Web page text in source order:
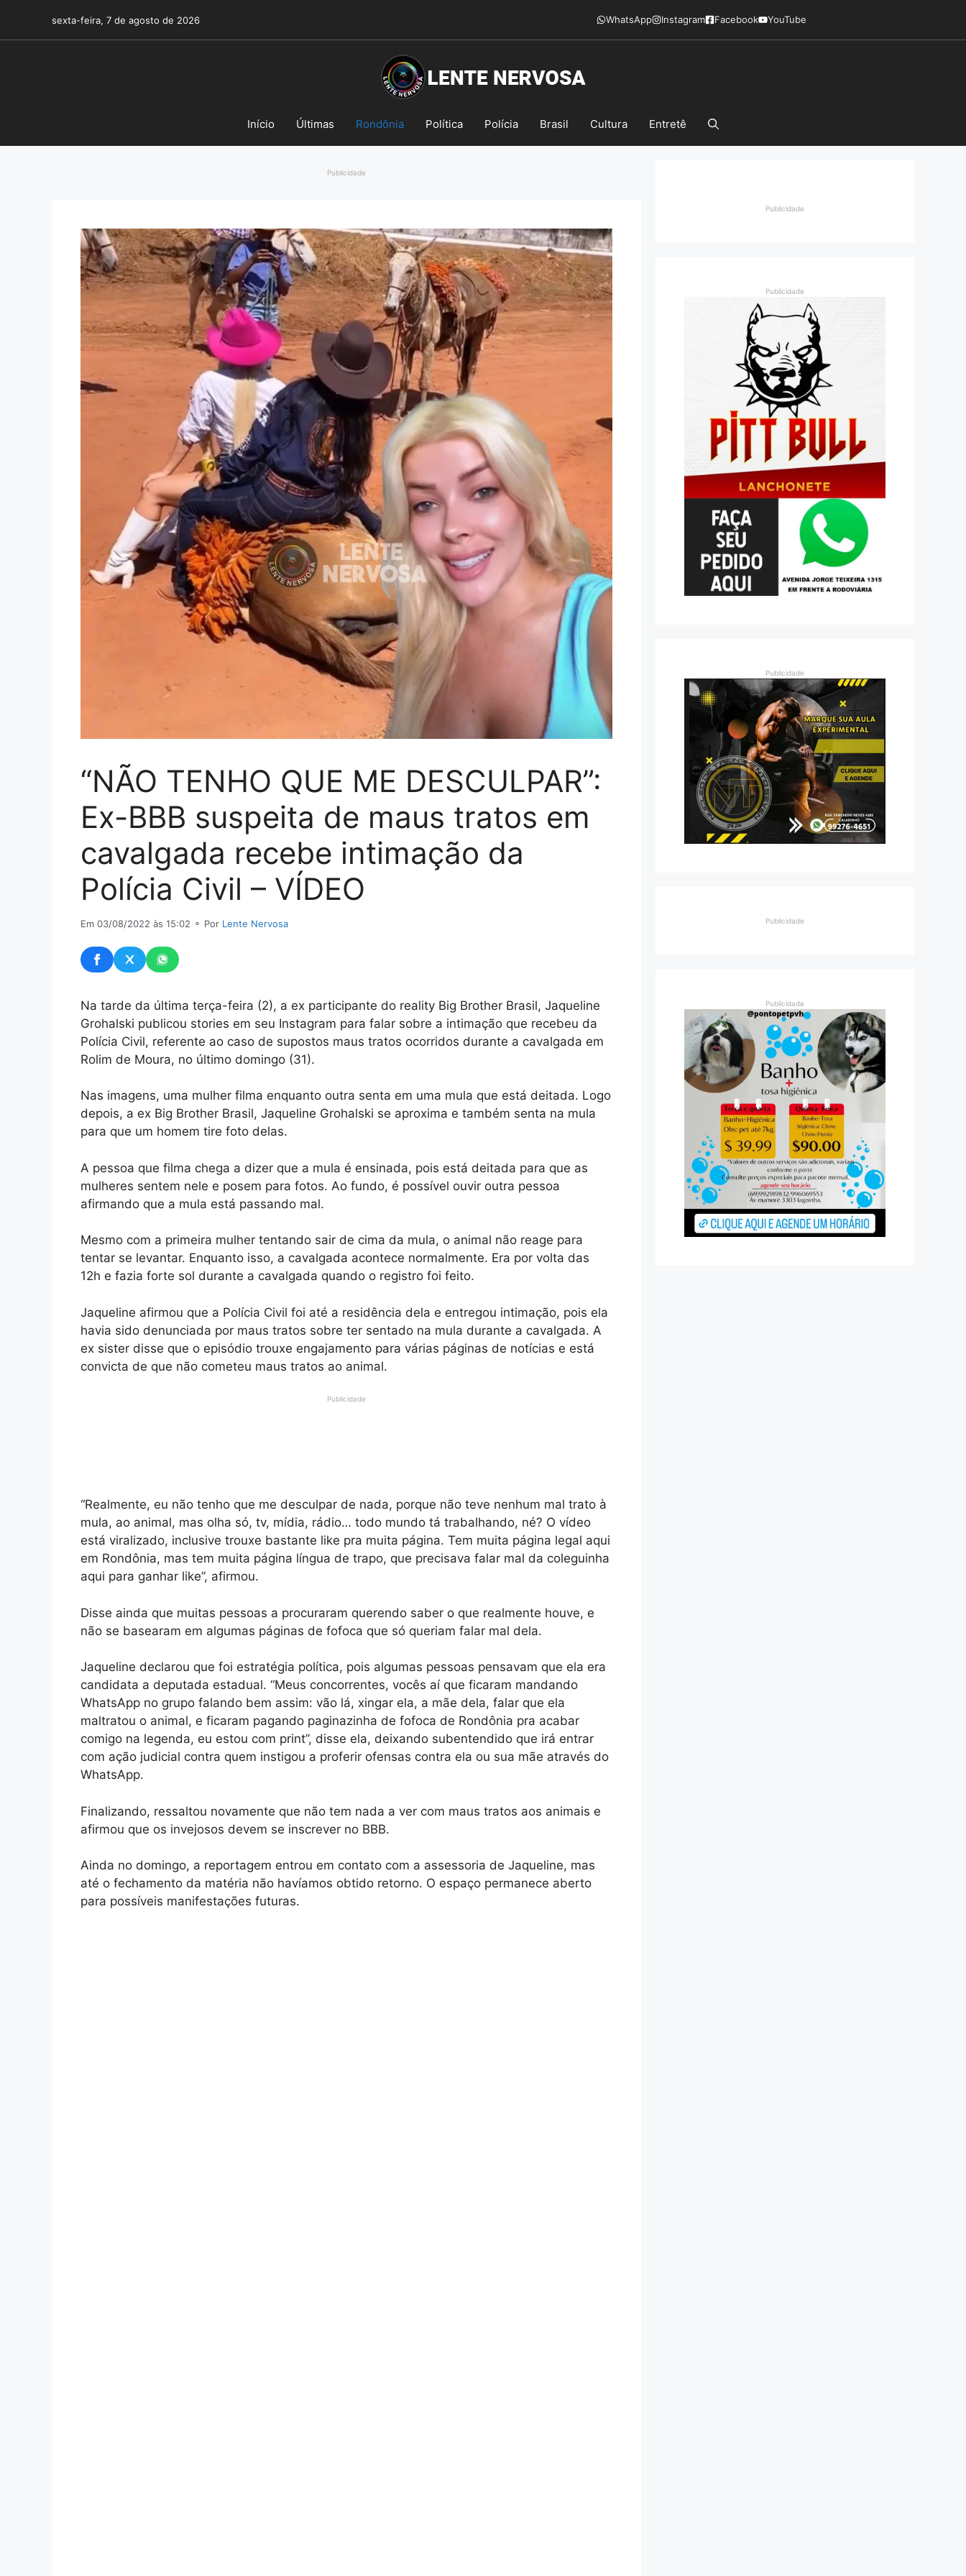
o
sexta-feira, 7 de agosto de 2026 WhatsApp Instagram Facebook YouTube
Início Últimas Rondônia Política Polícia Brasil Cultura Entretê
Publicidade
“NÃO TENHO QUE ME DESCULPAR”:
Ex-BBB suspeita de maus tratos em
cavalgada recebe intimação da
Polícia Civil – VÍDEO
Em 03/08/2022 às 15:02 ⚬ Por Lente Nervosa
Na tarde da última terça-feira (2), a ex participante do reality Big Brother Brasil, Jaqueline
Grohalski publicou stories em seu Instagram para falar sobre a intimação que recebeu da
Polícia Civil, referente ao caso de supostos maus tratos ocorridos durante a cavalgada em
Rolim de Moura, no último domingo (31).
Nas imagens, uma mulher filma enquanto outra senta em uma mula que está deitada. Logo
depois, a ex Big Brother Brasil, Jaqueline Grohalski se aproxima e também senta na mula
para que um homem tire foto delas.
A pessoa que filma chega a dizer que a mula é ensinada, pois está deitada para que as
mulheres sentem nele e posem para fotos. Ao fundo, é possível ouvir outra pessoa
afirmando que a mula está passando mal.
Mesmo com a primeira mulher tentando sair de cima da mula, o animal não reage para
tentar se levantar. Enquanto isso, a cavalgada acontece normalmente. Era por volta das
12h e fazia forte sol durante a cavalgada quando o registro foi feito.
Jaqueline afirmou que a Polícia Civil foi até a residência dela e entregou intimação, pois ela
havia sido denunciada por maus tratos sobre ter sentado na mula durante a cavalgada. A
ex sister disse que o episódio trouxe engajamento para várias páginas de notícias e está
convicta de que não cometeu maus tratos ao animal.
Publicidade
“Realmente, eu não tenho que me desculpar de nada, porque não teve nenhum mal trato à
mula, ao animal, mas olha só, tv, mídia, rádio… todo mundo tá trabalhando, né? O vídeo
está viralizado, inclusive trouxe bastante like pra muita página. Tem muita página legal aqui
em Rondônia, mas tem muita página língua de trapo, que precisava falar mal da coleguinha
aqui para ganhar like”, afirmou.
Disse ainda que muitas pessoas a procuraram querendo saber o que realmente houve, e
não se basearam em algumas páginas de fofoca que só queriam falar mal dela.
Jaqueline declarou que foi estratégia política, pois algumas pessoas pensavam que ela era
candidata a deputada estadual. “Meus concorrentes, vocês aí que ficaram mandando
WhatsApp no grupo falando bem assim: vão lá, xingar ela, a mãe dela, falar que ela
maltratou o animal, e ficaram pagando paginazinha de fofoca de Rondônia pra acabar
comigo na legenda, eu estou com print”, disse ela, deixando subentendido que irá entrar
com ação judicial contra quem instigou a proferir ofensas contra ela ou sua mãe através do
WhatsApp.
Finalizando, ressaltou novamente que não tem nada a ver com maus tratos aos animais e
afirmou que os invejosos devem se inscrever no BBB.
Ainda no domingo, a reportagem entrou em contato com a assessoria de Jaqueline, mas
até o fechamento da matéria não havíamos obtido retorno. O espaço permanece aberto
para possíveis manifestações futuras.
Publicidade
Publicidade
Publicidade
Publicidade
Publicidade